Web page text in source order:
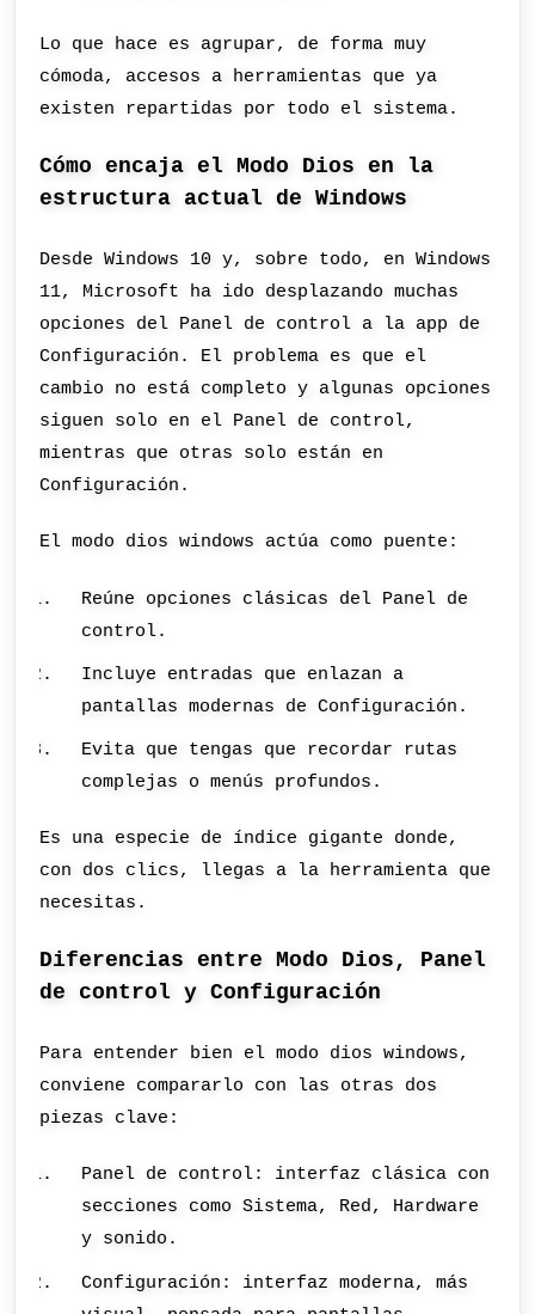
Lo que hace es agrupar, de forma muy
cómoda, accesos a herramientas que ya
existen repartidas por todo el sistema.
Cómo encaja el Modo Dios en la
estructura actual de Windows
Desde Windows 10 y, sobre todo, en Windows
11, Microsoft ha ido desplazando muchas
opciones del Panel de control a la app de
Configuración. El problema es que el
cambio no está completo y algunas opciones
siguen solo en el Panel de control,
mientras que otras solo están en
Configuración.
El modo dios windows actúa como puente:
Reúne opciones clásicas del Panel de
control.
Incluye entradas que enlazan a
pantallas modernas de Configuración.
Evita que tengas que recordar rutas
complejas o menús profundos.
Es una especie de índice gigante donde,
con dos clics, llegas a la herramienta que
necesitas.
Diferencias entre Modo Dios, Panel
de control y Configuración
Para entender bien el modo dios windows,
conviene compararlo con las otras dos
piezas clave:
Panel de control: interfaz clásica con
secciones como Sistema, Red, Hardware
y sonido.
Configuración: interfaz moderna, más